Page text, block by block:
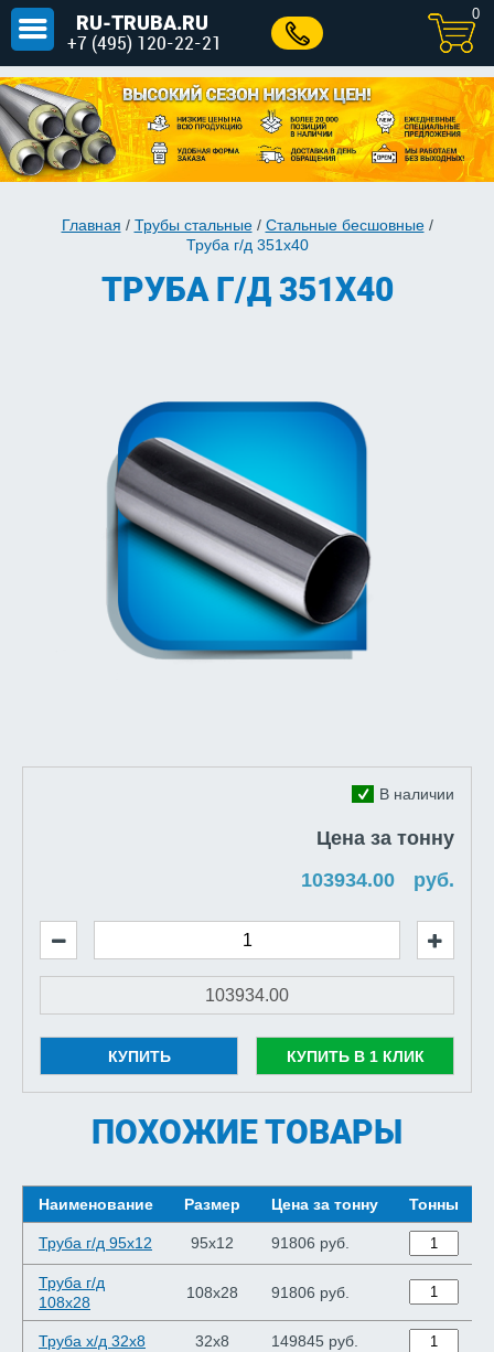
RU-TRUBA.RU
+7 (495) 120-22-21
0
Главная / Трубы стальные/ Стальные бесшовные/
Труба г/д 351x40
ТРУБА Г/Д 351X40
В наличии
Цена за тонну
руб.
КУПИТЬ КУПИТЬ В 1 КЛИК
ПОХОЖИЕ ТОВАРЫ
Наименование Размер Цена за тонну Тонны
Труба г/д 95x12 95x12 91806 руб.
Труба г/д
108x28
108x28 91806 руб.
Труба х/д 32x8 32x8 149845 руб.